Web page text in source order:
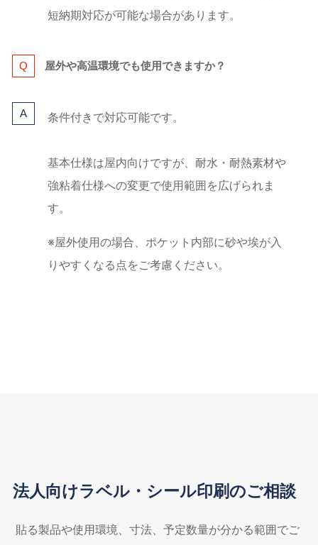
短納期対応が可能な場合があります。
屋外や高温環境でも使用できますか？
条件付きで対応可能です。
基本仕様は屋内向けですが、耐水・耐熱素材や
強粘着仕様への変更で使用範囲を広げられま
す。
※屋外使用の場合、ポケット内部に砂や埃が入
りやすくなる点をご考慮ください。
法人向けラベル・シール印刷のご相談
貼る製品や使用環境、寸法、予定数量が分かる範囲でご